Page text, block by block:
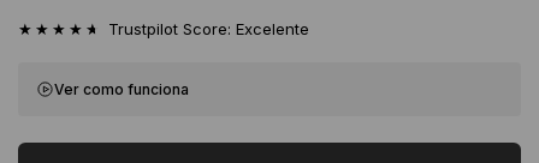
★★★★★ Trustpilot Score: Excelente
Ver como funciona